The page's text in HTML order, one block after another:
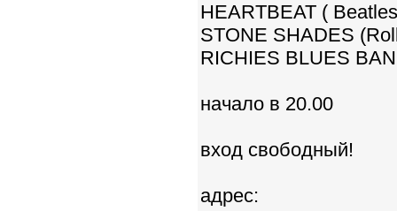
HEARTBEAT (
STONE SHADES
RICHIES BLUES
начало в 20.00
вход свободный!
адрес: